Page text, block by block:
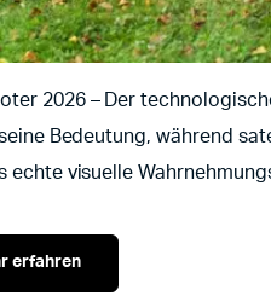
2026 – Der
Bedeutung, während
echte visuelle
erfahren